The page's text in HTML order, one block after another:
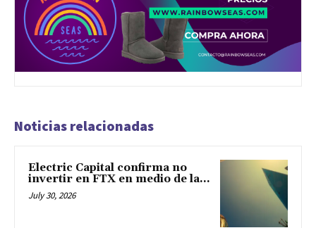
Noticias relacionadas
Electric Capital confirma no
invertir en FTX en medio de la...
July 30, 2026